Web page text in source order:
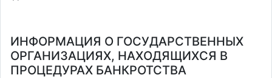
ИНФОРМАЦИЯ О ГОСУДАРСТВЕННЫХ
ОРГАНИЗАЦИЯХ, НАХОДЯЩИХСЯ В
ПРОЦЕДУРАХ БАНКРОТСТВА